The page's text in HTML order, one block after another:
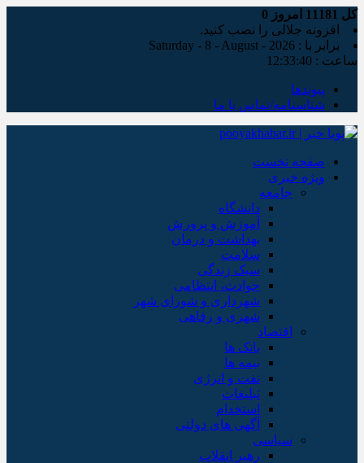
کل امروز 0
افزونه جلالی را نصب کنید.
برابر با : Saturday - 8 - August - 2026
ساعت : 12:33:41
پیوندها
شناسنامه/تماس با ما
صفحه نخست
ویژه خبری
جامعه
دانشگاه
آموزش و پرورش
بهداشت و درمان
سلامت
سبک زندگی
حوادث، انتظامی
شهرداری و شورای شهر
شهری و رفاهی
اقتصاد
بانک ها
بیمه ها
نفت و انرژی
تبلیغات
استخدام
آگهی های دولتی
سیاسی
رهبر انقلاب